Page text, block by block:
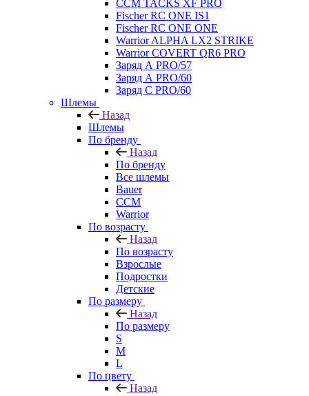
CCM TACKS XF PRO
Fischer RC ONE IS1
Fischer RC ONE ONE
Warrior ALPHA LX2 STRIKE
Warrior COVERT QR6 PRO
Заряд А PRO/57
Заряд А PRO/60
Заряд С PRO/60
Шлемы
Назад
Шлемы
По бренду
Назад
По бренду
Все шлемы
Bauer
CCM
Warrior
По возрасту
Назад
По возрасту
Взрослые
Подростки
Детские
По размеру
Назад
По размеру
S
M
L
По цвету
Назад